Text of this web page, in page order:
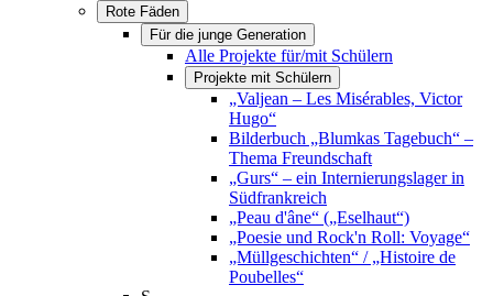
Rote Fäden
Für die junge Generation
Alle Projekte für/mit Schülern
Projekte mit Schülern
„Valjean – Les Misérables, Victor
Hugo“
Bilderbuch „Blumkas Tagebuch“ –
Thema Freundschaft
„Gurs“ – ein Internierungslager in
Südfrankreich
„Peau d'âne“ („Eselhaut“)
„Poesie und Rock'n Roll: Voyage“
„Müllgeschichten“ / „Histoire de
Poubelles“